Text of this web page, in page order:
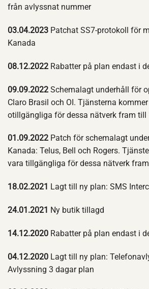
från avlyssnat nummer
03.04.2023 Patchat SS7-protokoll för
Kanada
08.12.2022 Rabatter på plan endast i
09.09.2022 Schemalagt underhåll för
Claro Brasil och OI. Tjänsterna
otillgängliga för dessa nätverk fram till
01.09.2022 Patch för schemalagt
Kanada: Telus, Bell och Rogers.
vara tillgängliga för dessa nätverk
18.02.2021 Lagt till ny plan: SMS
24.01.2021 Ny butik tillagd
14.12.2020 Rabatter på plan endast i
04.12.2020 Lagt till ny plan:
Avlyssning 3 dagar plan